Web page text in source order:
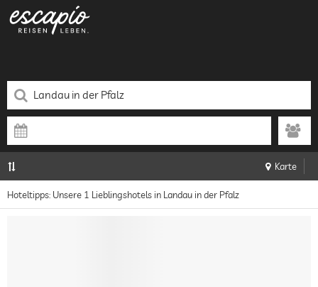
Karte
Hoteltipps: Unsere 1 Lieblingshotels in Landau in der Pfalz